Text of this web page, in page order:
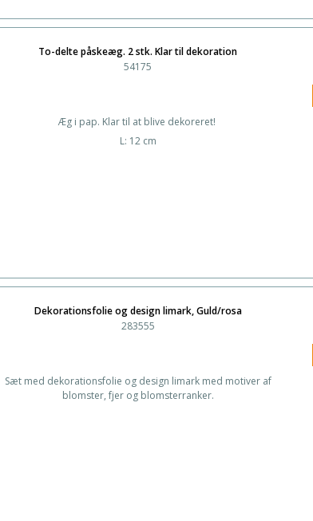
To-delte påskeæg. 2 stk. Klar til dekoration
54175
Æg i pap. Klar til at blive dekoreret!
L: 12 cm
Dekorationsfolie og design limark, Guld/rosa
283555
Sæt med dekorationsfolie og design limark med motiver af
blomster, fjer og blomsterranker.